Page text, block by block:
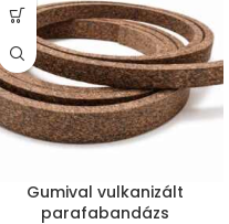
Gumival vulkanizált
parafabandázs